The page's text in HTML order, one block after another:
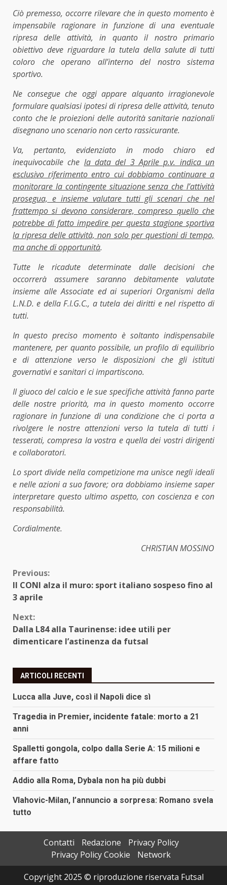
Ciò premesso, occorre rilevare che in questo momento è
impensabile ragionare in funzione di una eventuale
ripresa delle attività, in quanto il nostro primario
obiettivo deve riguardare la tutela della salute di tutti
coloro che operano all’interno del nostro sistema
sportivo.
Ne consegue che oggi appare alquanto irragionevole
formulare qualsiasi ipotesi di ripresa delle attività, tenuto
conto che le proiezioni delle autorità sanitarie nazionali
disegnano uno scenario non certo rassicurante.
Va, pertanto, evidenziato in modo chiaro ed
inequivocabile che la data del 3 Aprile p.v. indica un
esclusivo riferimento entro cui dobbiamo continuare a
monitorare la contingente situazione senza che l’attività
prosegua, e insieme valutare tutti gli scenari che nel
frattempo si devono considerare, compreso quello che
potrebbe di fatto impedire per questa stagione sportiva
la ripresa delle attività, non solo per questioni di tempo,
ma anche di opportunità.
Tutte le ricadute determinate dalle decisioni che
occorrerà assumere saranno debitamente valutate
insieme alle Associate ed ai superiori Organismi della
L.N.D. e della F.I.G.C., a tutela dei diritti e nel rispetto di
tutti.
In questo preciso momento è soltanto indispensabile
mantenere, per quanto possibile, un profilo di equilibrio
e di attenzione verso le disposizioni che gli istituti
governativi e sanitari ci impartiscono.
Il giuoco del calcio e le sue specifiche attività fanno parte
delle nostre priorità, ma in questo momento occorre
ragionare in funzione di una condizione che ci porta a
rivolgere le nostre attenzioni verso la tutela di tutti i
tesserati, compresa la vostra e quella dei vostri dirigenti
e collaboratori.
Lo sport divide nella competizione ma unisce negli ideali
e nelle azioni a suo favore; ora dobbiamo insieme saper
interpretare questo ultimo aspetto, con coscienza e con
responsabilità.
Cordialmente.
CHRISTIAN MOSSINO
Continue
Reading
Previous:
Il CONI alza il muro: sport italiano sospeso fino al
3 aprile
Next:
Dalla L84 alla Taurinense: idee utili per
dimenticare l’astinenza da futsal
ARTICOLI RECENTI
Lucca alla Juve, così il Napoli dice sì
Tragedia in Premier, incidente fatale: morto a 21
anni
Spalletti gongola, colpo dalla Serie A: 15 milioni e
affare fatto
Addio alla Roma, Dybala non ha più dubbi
Vlahovic-Milan, l’annuncio a sorpresa: Romano svela
tutto
Contatti Redazione
Privacy Policy
Privacy Policy Cookie
Network
Copyright 2025 © riproduzione riservata Futsal